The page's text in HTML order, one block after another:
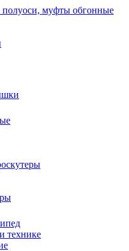
полуоси, муфты обгонные
технике